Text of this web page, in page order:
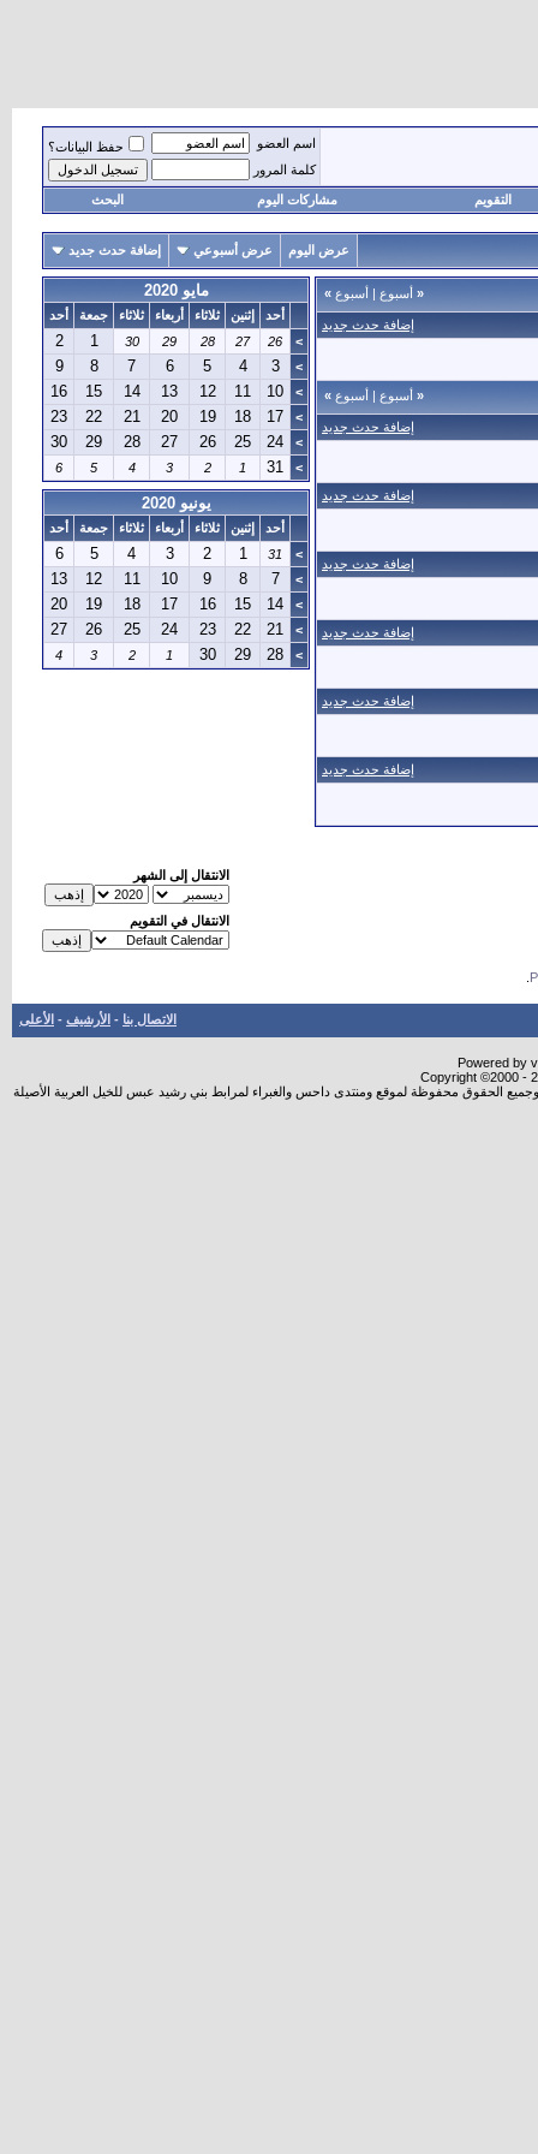
اسم العضو
حفظ البيانات؟
كلمة المرور
التقويم مشاركات اليوم البحث
عرض اليوم عرض أسبوعي إضافة حدث جديد
« أسبوع | أسبوع »
إضافة حدث جديد
« أسبوع | أسبوع »
إضافة حدث جديد
إضافة حدث جديد
إضافة حدث جديد
إضافة حدث جديد
إضافة حدث جديد
إضافة حدث جديد
مايو 2020
أحد إثنين ثلاثاء أربعاء ثلاثاء جمعة
أحد
>
26
27
28
29
30
1
2
>
3
4
5
6
7
8
9
>
10
11
12
13
14
15
16
>
17
18
19
20
21
22
23
>
24
25
26
27
28
29
30
>
31
1
2
3
4
5
6
يونيو 2020
أحد إثنين ثلاثاء أربعاء ثلاثاء جمعة
أحد
>
31
1
2
3
4
5
6
>
7
8
9
10
11
12
13
>
14
15
16
17
18
19
20
>
21
22
23
24
25
26
27
>
28
29
30
1
2
3
4
الانتقال إلى الشهر
الانتقال في التقويم
الاتصال بنا - الأرشيف - الأعلى
Powered by
Copyright ©2000 -
الحقوق محفوظة لموقع ومنتدى داحس والغبراء لمرابط بني رشيد عبس للخيل العربية الأصيلة